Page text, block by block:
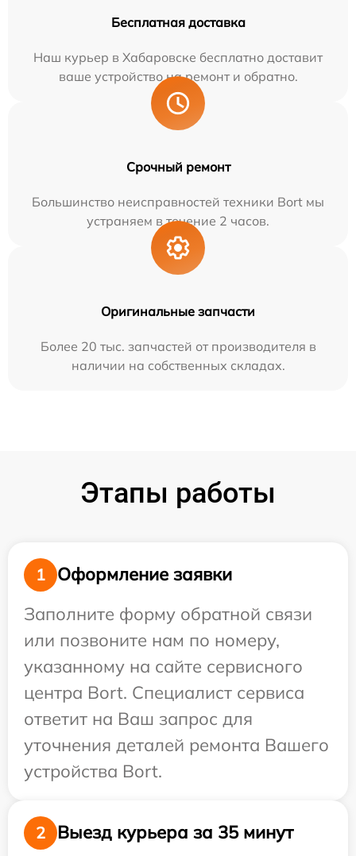
Бесплатная доставка
Наш курьер в Хабаровске бесплатно доставит
ваше устройство на ремонт и обратно.
Срочный ремонт
Большинство неисправностей техники Bort мы
устраняем в течение 2 часов.
Оригинальные запчасти
Более 20 тыс. запчастей от производителя в
наличии на собственных складах.
Этапы работы
1
Оформление заявки
Заполните форму обратной связи
или позвоните нам по номеру,
указанному на сайте сервисного
центра Bort. Специалист сервиса
ответит на Ваш запрос для
уточнения деталей ремонта Вашего
устройства Bort.
2
Выезд курьера за 35 минут